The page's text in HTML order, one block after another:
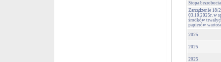
Stopa bezrobocia
Zarządzenie 18/
03.10.2025r. w
środków
papierów
2025
2025
2025